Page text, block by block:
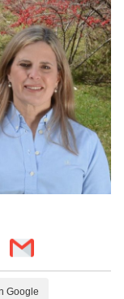
Google